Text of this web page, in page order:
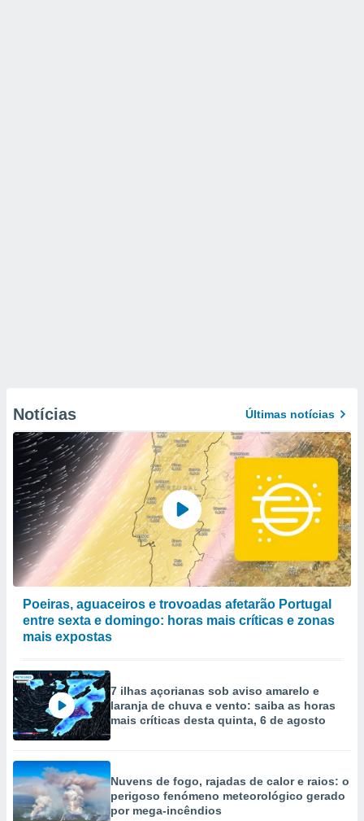
Notícias Últimas notícias
Poeiras, aguaceiros e trovoadas afetarão Portugal
entre sexta e domingo: horas mais críticas e zonas
mais expostas
7 ilhas açorianas sob aviso amarelo e
laranja de chuva e vento: saiba as horas
mais críticas desta quinta, 6 de agosto
Nuvens de fogo, rajadas de calor e raios: o
perigoso fenómeno meteorológico gerado
por mega-incêndios